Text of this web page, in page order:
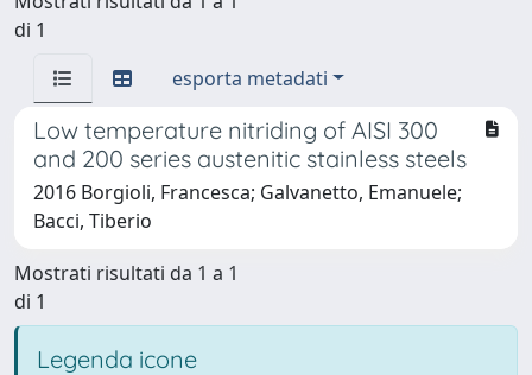
di 1
esporta metadati
Low temperature nitriding of AISI 300
and 200 series austenitic stainless steels
2016 Borgioli, Francesca; Galvanetto, Emanuele;
Bacci, Tiberio
Mostrati risultati da 1 a 1
di 1
Legenda icone